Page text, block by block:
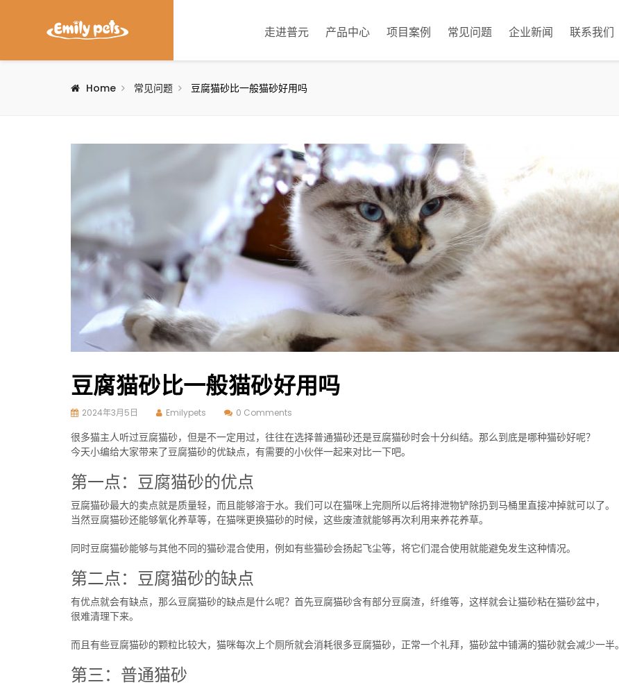
走进普元 产品中心 项目案例 常见问题 企业新闻 联系我们
Home 常见问题 豆腐猫砂比一般猫砂好用吗
豆腐猫砂比一般猫砂好用吗
2024年3月5日 Emilypets 0 Comments
很多猫主人听过豆腐猫砂，但是不一定用过，往往在选择普通猫砂还是豆腐猫砂时会十分纠结。那么到底是哪种猫砂好呢？
今天小编给大家带来了豆腐猫砂的优缺点，有需要的小伙伴一起来对比一下吧。
第一点：豆腐猫砂的优点
豆腐猫砂最大的卖点就是质量轻，而且能够溶于水。我们可以在猫咪上完厕所以后将排泄物铲除扔到马桶里直接冲掉就可以了。
当然豆腐猫砂还能够氧化养草等，在猫咪更换猫砂的时候，这些废渣就能够再次利用来养花养草。
同时豆腐猫砂能够与其他不同的猫砂混合使用，例如有些猫砂会扬起飞尘等，将它们混合使用就能避免发生这种情况。
第二点：豆腐猫砂的缺点
有优点就会有缺点，那么豆腐猫砂的缺点是什么呢？首先豆腐猫砂含有部分豆腐渣，纤维等，这样就会让猫砂粘在猫砂盆中，
很难清理下来。
而且有些豆腐猫砂的颗粒比较大，猫咪每次上个厕所就会消耗很多豆腐猫砂，正常一个礼拜，猫砂盆中铺满的猫砂就会减少一半。
第三：普通猫砂